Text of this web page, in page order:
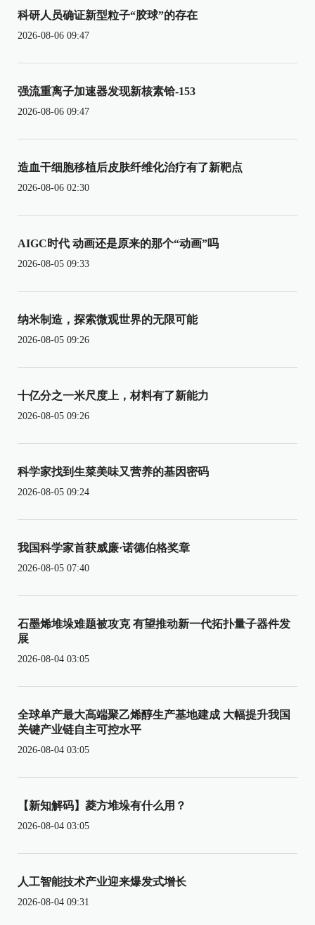
科研人员确证新型粒子“胶球”的存在
2026-08-06 09:47
强流重离子加速器发现新核素铪-153
2026-08-06 09:47
造血干细胞移植后皮肤纤维化治疗有了新靶点
2026-08-06 02:30
AIGC时代 动画还是原来的那个“动画”吗
2026-08-05 09:33
纳米制造，探索微观世界的无限可能
2026-08-05 09:26
十亿分之一米尺度上，材料有了新能力
2026-08-05 09:26
科学家找到生菜美味又营养的基因密码
2026-08-05 09:24
我国科学家首获威廉·诺德伯格奖章
2026-08-05 07:40
石墨烯堆垛难题被攻克 有望推动新一代拓扑量子器件发
展
2026-08-04 03:05
全球单产最大高端聚乙烯醇生产基地建成 大幅提升我国
关键产业链自主可控水平
2026-08-04 03:05
【新知解码】菱方堆垛有什么用？
2026-08-04 03:05
人工智能技术产业迎来爆发式增长
2026-08-04 09:31